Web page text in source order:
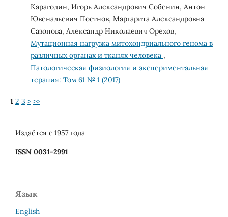
Карагодин, Игорь Александрович Собенин, Антон
Ювенальевич Постнов, Маргарита Александровна
Сазонова, Александр Николаевич Орехов,
Мутационная нагрузка митохондриального генома в
различных органах и тканях человека ,
Патологическая физиология и экспериментальная
терапия: Том 61 № 1 (2017)
1 2 3 > >>
Издаётся с 1957 года
ISSN 0031-2991
Язык
English